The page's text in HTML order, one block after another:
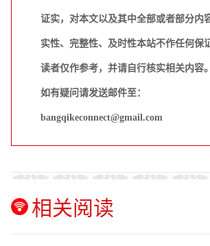
证实，对本文以及其中全部或者部分内
实性、完整性、及时性本站不作任何保
读者仅作参考，并请自行核实相关内容。
如有疑问请发送邮件至：
bangqikeconnect@gmail.com
相关阅读